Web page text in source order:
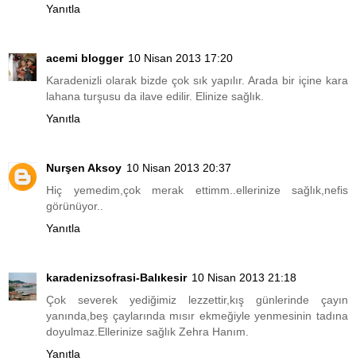
Yanıtla
acemi blogger 10 Nisan 2013 17:20
Karadenizli olarak bizde çok sık yapılır. Arada bir içine kara
lahana turşusu da ilave edilir. Elinize sağlık.
Yanıtla
Nurşen Aksoy 10 Nisan 2013 20:37
Hiç yemedim,çok merak ettimm..ellerinize sağlık,nefis
görünüyor..
Yanıtla
karadenizsofrasi-Balıkesir 10 Nisan 2013 21:18
Çok severek yediğimiz lezzettir,kış günlerinde çayın
yanında,beş çaylarında mısır ekmeğiyle yenmesinin tadına
doyulmaz.Ellerinize sağlık Zehra Hanım.
Yanıtla